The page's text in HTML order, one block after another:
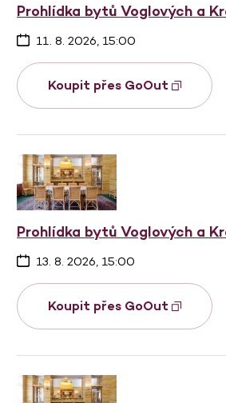
Prohlídka bytů Voglových a
11. 8. 2026, 15:00
Koupit přes GoOut
Prohlídka bytů Voglových a
13. 8. 2026, 15:00
Koupit přes GoOut